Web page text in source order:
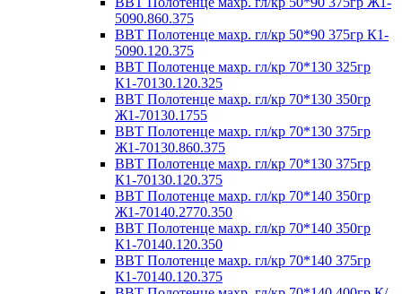
5090.860.375
ВВТ Полотенце махр. гл/кр 50*90 375гр К1-
5090.120.375
ВВТ Полотенце махр. гл/кр 70*130 325гр
К1-70130.120.325
ВВТ Полотенце махр. гл/кр 70*130 350гр
Ж1-70130.1755
ВВТ Полотенце махр. гл/кр 70*130 375гр
Ж1-70130.860.375
ВВТ Полотенце махр. гл/кр 70*130 375гр
К1-70130.120.375
ВВТ Полотенце махр. гл/кр 70*140 350гр
Ж1-70140.2770.350
ВВТ Полотенце махр. гл/кр 70*140 350гр
К1-70140.120.350
ВВТ Полотенце махр. гл/кр 70*140 375гр
К1-70140.120.375